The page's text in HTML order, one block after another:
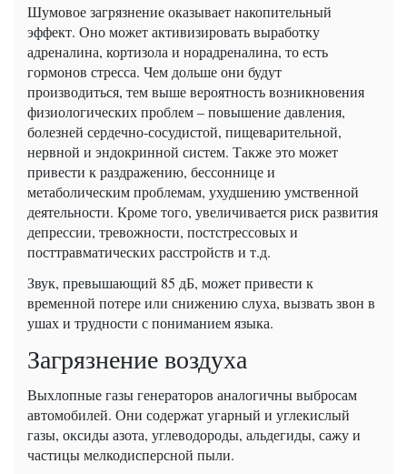
Шумовое загрязнение оказывает накопительный
эффект. Оно может активизировать выработку
адреналина, кортизола и норадреналина, то есть
гормонов стресса. Чем дольше они будут
производиться, тем выше вероятность возникновения
физиологических проблем – повышение давления,
болезней сердечно-сосудистой, пищеварительной,
нервной и эндокринной систем. Также это может
привести к раздражению, бессоннице и
метаболическим проблемам, ухудшению умственной
деятельности. Кроме того, увеличивается риск развития
депрессии, тревожности, постстрессовых и
посттравматических расстройств и т.д.
Звук, превышающий 85 дБ, может привести к
временной потере или снижению слуха, вызвать звон в
ушах и трудности с пониманием языка.
Загрязнение воздуха
Выхлопные газы генераторов аналогичны выбросам
автомобилей. Они содержат угарный и углекислый
газы, оксиды азота, углеводороды, альдегиды, сажу и
частицы мелкодисперсной пыли.